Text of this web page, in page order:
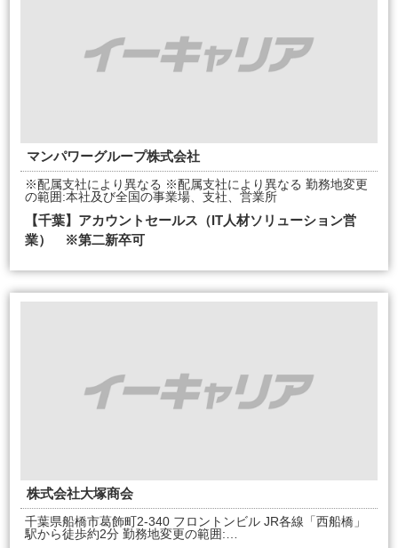
マンパワーグループ株式会社
※配属支社により異なる ※配属支社により異なる 勤務地変更
の範囲:本社及び全国の事業場、支社、営業所
【千葉】アカウントセールス（IT人材ソリューション営
業） ※第二新卒可
株式会社大塚商会
千葉県船橋市葛飾町2-340 フロントンビル JR各線「西船橋」
駅から徒歩約2分 勤務地変更の範囲:…